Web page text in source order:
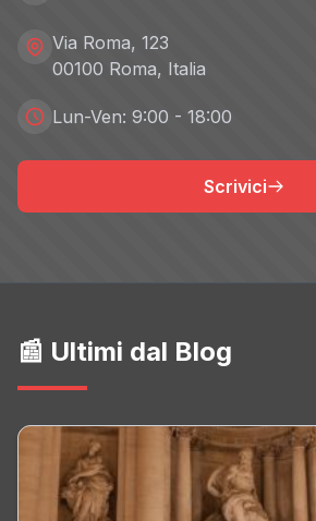
Via Roma, 123
00100 Roma, Italia
Lun-Ven: 9:00 - 18:00
Scrivici
📰 Ultimi dal Blog